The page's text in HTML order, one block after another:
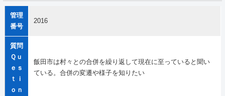
管理
番号
2016
質問
Ｑｕ
ｅｓ
ｔｉ
ｏｎ
飯田市は村々との合併を繰り返して現在に至っていると聞い
ている。合併の変遷や様子を知りたい